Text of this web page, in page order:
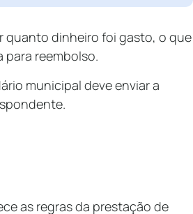
quanto dinheiro foi gasto, o que
reembolso.
municipal deve enviar a
as regras da prestação de